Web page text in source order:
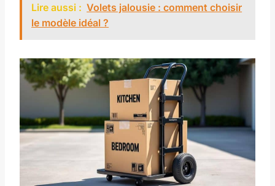
Lire aussi : Volets jalousie : comment choisir
le modèle idéal ?